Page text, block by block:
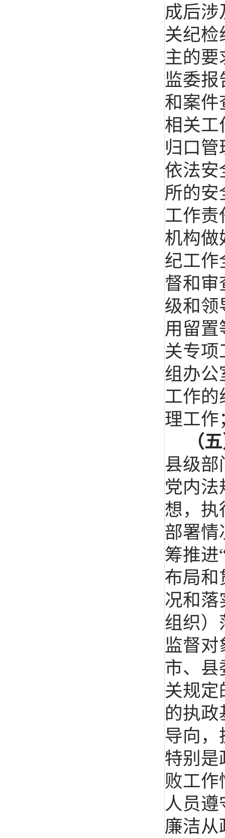
成后涉
关纪检
主的要
监委报
和案件
相关工
归口
依法安
所的安
工作责
机构做
纪工作
督和审
级和领
用留置
关专项
组办公
工作的
理工作
（
县级部
党内法
想，执
部署情
筹推进
布局和
况和落
组织）
监督对
市、县
关规定
的执
导向，
特别是
败工作
人员遵
廉洁从